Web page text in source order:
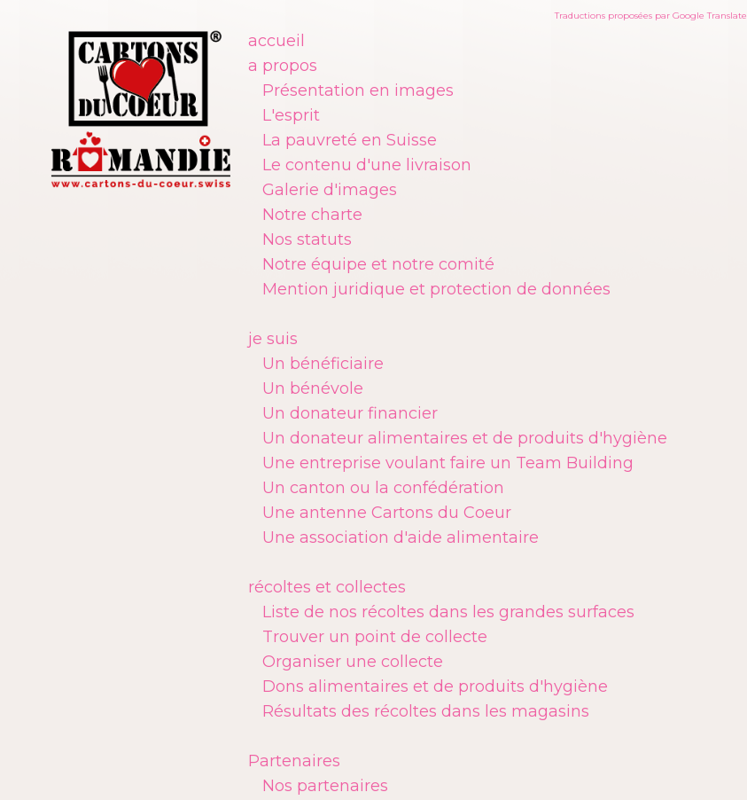
Traductions proposées par Google Translate
accueil
a propos
Présentation en images
L'esprit
La pauvreté en Suisse
Le contenu d'une livraison
Galerie d'images
Notre charte
Nos statuts
Notre équipe et notre comité
Mention juridique et protection de données
je suis
Un bénéficiaire
Un bénévole
Un donateur financier
Un donateur alimentaires et de produits d'hygiène
Une entreprise voulant faire un Team Building
Un canton ou la confédération
Une antenne Cartons du Coeur
Une association d'aide alimentaire
récoltes et collectes
Liste de nos récoltes dans les grandes surfaces
Trouver un point de collecte
Organiser une collecte
Dons alimentaires et de produits d'hygiène
Résultats des récoltes dans les magasins
Partenaires
Nos partenaires